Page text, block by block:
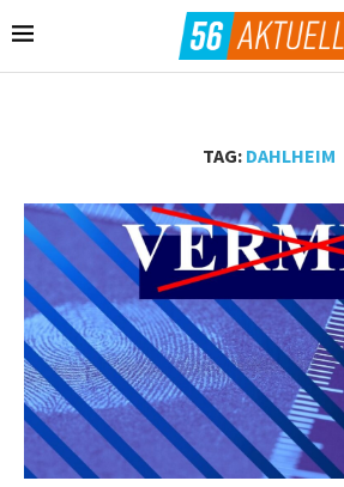
TAG: DAHLHEIM